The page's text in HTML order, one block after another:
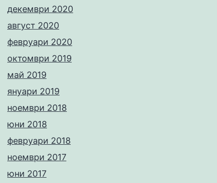
декември 2020
август 2020
февруари 2020
октомври 2019
май 2019
януари 2019
ноември 2018
юни 2018
февруари 2018
ноември 2017
юни 2017